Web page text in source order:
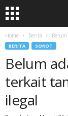
Home Berita
BERITA SOROT
Belum
terkait
ilegal